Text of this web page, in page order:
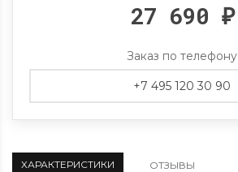
27 690 ₽
Заказ по телефону
+7 495 120 30 90
ХАРАКТЕРИСТИКИ ОТЗЫВЫ